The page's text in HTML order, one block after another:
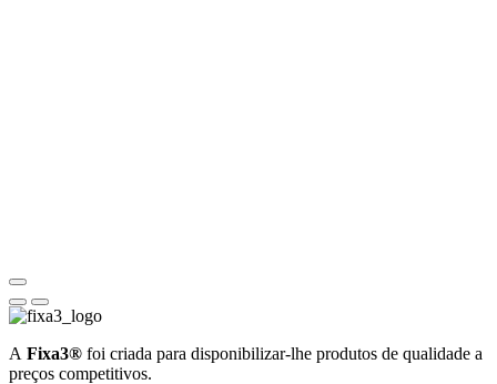
A Fixa3® foi criada para disponibilizar-lhe produtos de qualidade a
preços competitivos.